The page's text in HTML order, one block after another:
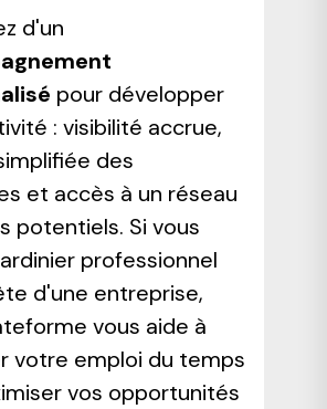
d'un
pour développer
: visibilité accrue,
des
et accès à un réseau
potentiels. Si vous
professionnel
d'une entreprise,
vous aide à
votre emploi du temps
vos opportunités